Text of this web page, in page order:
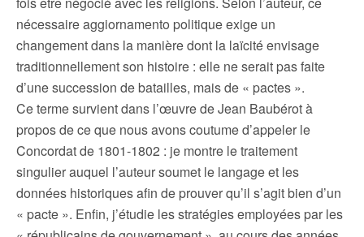
nécessaire aggiornamento politique exige un
changement dans la manière dont la laïcité envisage
traditionnellement son histoire : elle ne serait pas faite
d’une succession de batailles, mais de « pactes ».
Ce terme survient dans l’œuvre de Jean Baubérot à
propos de ce que nous avons coutume d’appeler le
Concordat de 1801-1802 : je montre le traitement
singulier auquel l’auteur soumet le langage et les
données historiques afin de prouver qu’il s’agit bien d’un
« pacte ». Enfin, j’étudie les stratégies employées par les